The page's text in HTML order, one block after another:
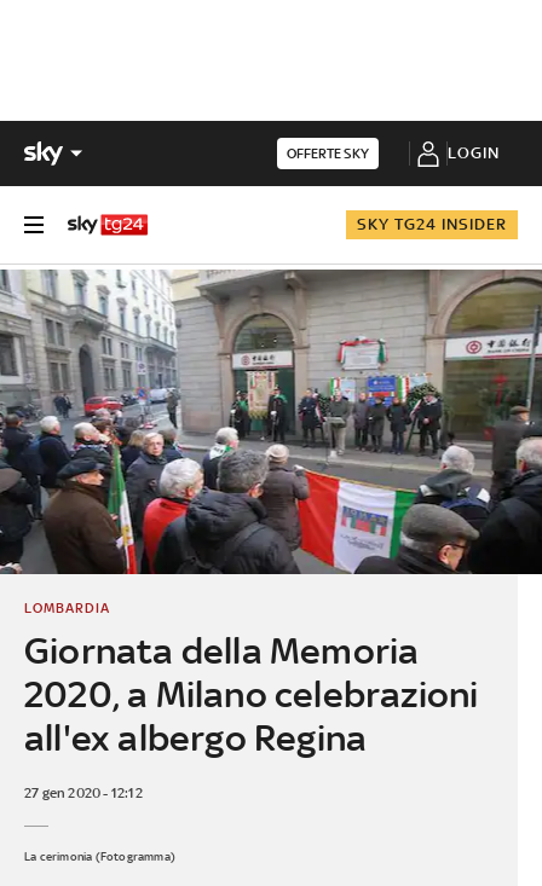
OFFERTE SKY LOGIN
SKY TG24 INSIDER
Giornata della Memoria
2020, a Milano celebrazioni
all'ex albergo Regina
LOMBARDIA
27 gen 2020 - 12:12
La cerimonia (Fotogramma)